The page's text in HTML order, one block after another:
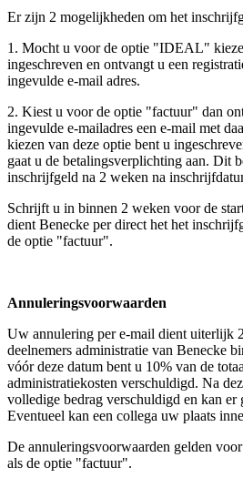
Er zijn 2 mogelijkheden om het
1. Mocht u voor de optie "IDEAL"
ingeschreven en ontvangt u een
ingevulde e-mail adres.
2. Kiest u voor de optie "factuur" dan
ingevulde e-mailadres een e-mail met
kiezen van deze optie bent u
gaat u de betalingsverplichting aan. Dit
inschrijfgeld na 2 weken na
Schrijft u in binnen 2 weken voor de
dient Benecke per direct het het
de optie "factuur".
Annuleringsvoorwaarden
Uw annulering per e-mail dient uiterlijk
deelnemers administratie van Benecke
vóór deze datum bent u 10% van de
administratiekosten verschuldigd. Na
volledige bedrag verschuldigd en kan er
Eventueel kan een collega uw plaats
De annuleringsvoorwaarden gelden
als de optie "factuur".